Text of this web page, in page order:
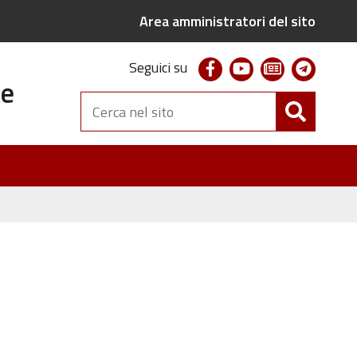
Area amministratori del sito
Seguici su facebookyoutubenewsletter
Cerca
nel
sito